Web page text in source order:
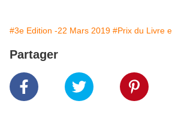
#3e Edition -22 Mars 2019 #Prix du Livre
Partager